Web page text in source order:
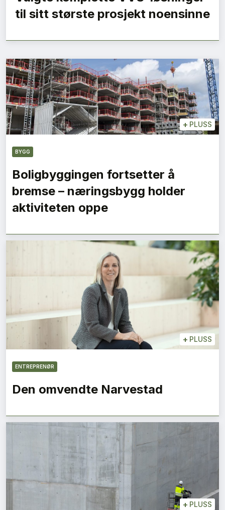
til sitt største prosjekt noensinne
+ PLUSS
BYGG
Boligbyggingen fortsetter å
bremse – næringsbygg holder
aktiviteten oppe
+ PLUSS
ENTREPRENØR
Den omvendte Narvestad
+ PLUSS